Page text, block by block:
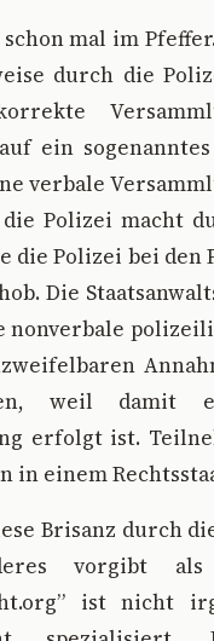
mal im
durch die
auf ein
verbale
die Polizei macht
die Polizei bei den
Die
nonverbale
weil damit
erfolgt ist.
in einem
Brisanz durch
vorgibt als
ist nicht